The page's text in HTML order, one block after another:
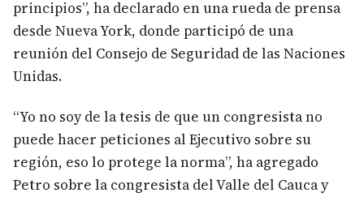
principios”, ha declarado en una rueda de prensa
desde Nueva York, donde participó de una
reunión del Consejo de Seguridad de las Naciones
Unidas.
“Yo no soy de la tesis de que un congresista no
puede hacer peticiones al Ejecutivo sobre su
región, eso lo protege la norma”, ha agregado
Petro sobre la congresista del Valle del Cauca y